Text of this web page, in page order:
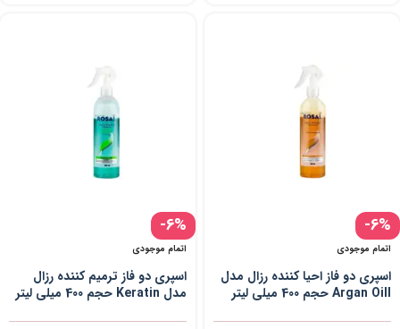
-6%
اتمام موجودی
اسپری دو فاز احیا کننده رزال مدل
Argan Oill حجم 400 میلی لیتر
-6%
اتمام موجودی
اسپری دو فاز ترمیم کننده رزال
مدل Keratin حجم 400 میلی لیتر